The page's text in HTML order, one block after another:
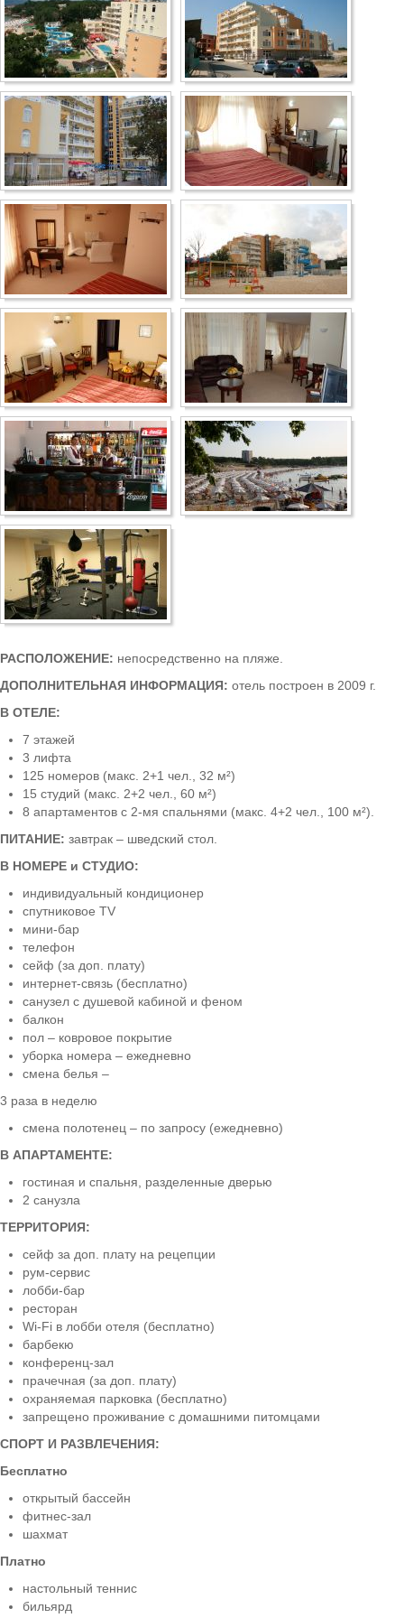
РАСПОЛОЖЕНИЕ: непосредственно на пляже.
ДОПОЛНИТЕЛЬНАЯ ИНФОРМАЦИЯ: отель построен в 2009 г.
В ОТЕЛЕ:
7 этажей
3 лифта
125 номеров (макс. 2+1 чел., 32 м²)
15 студий (макс. 2+2 чел., 60 м²)
8 апартаментов с 2-мя спальнями (макс. 4+2 чел., 100 м²).
ПИТАНИЕ: завтрак – шведский стол.
В НОМЕРЕ и СТУДИО:
индивидуальный кондиционер
спутниковое TV
мини-бар
телефон
сейф (за доп. плату)
интернет-связь (бесплатно)
санузел с душевой кабиной и феном
балкон
пол – ковровое покрытие
уборка номера – ежедневно
смена белья –
3 раза в неделю
смена полотенец – по запросу (ежедневно)
В АПАРТАМЕНТЕ:
гостиная и спальня, разделенные дверью
2 санузла
ТЕРРИТОРИЯ:
сейф за доп. плату на рецепции
рум-сервис
лобби-бар
ресторан
Wi-Fi в лобби отеля (бесплатно)
барбекю
конференц-зал
прачечная (за доп. плату)
охраняемая парковка (бесплатно)
запрещено проживание с домашними питомцами
СПОРТ И РАЗВЛЕЧЕНИЯ:
Бесплатно
открытый бассейн
фитнес-зал
шахмат
Платно
настольный теннис
бильярд
Несебр
Аркутино
Дюны
Царево
Китен
Приморско
Ривьера
Балчик
Бургас
Банско
Пампорово
Боровец